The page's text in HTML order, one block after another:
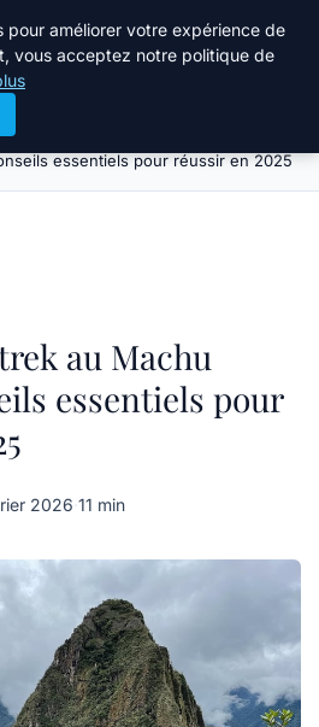
son trek au Machu Picchu :
essentiels pour réussir en 2025
au Machu
essentiels pour
2026·11 min
pour améliorer votre expérience de
vous acceptez notre politique de